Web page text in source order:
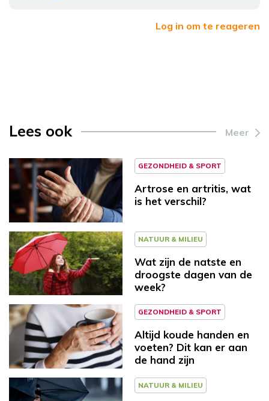
Log in om te reageren
Lees ook Meer
GEZONDHEID & SPORT
Artrose en artritis, wat
is het verschil?
NATUUR & MILIEU
Wat zijn de natste en
droogste dagen van de
week?
GEZONDHEID & SPORT
Altijd koude handen en
voeten? Dit kan er aan
de hand zijn
NATUUR & MILIEU